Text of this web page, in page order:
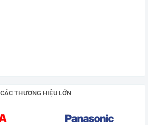
CÁC THƯƠNG HIỆU LỚN